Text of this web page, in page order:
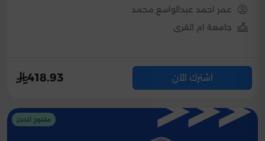
عمر احمد عبدالواسع محمد
جامعة ام القرى
اشترك الآن 418.93
مفتوح للحجز